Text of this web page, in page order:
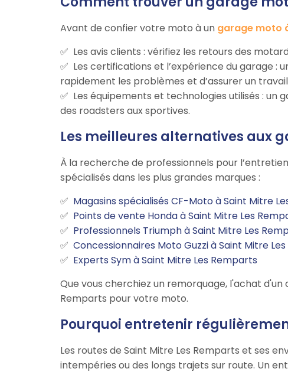
Avant de confier votre moto à un garage moto
Les avis clients : vérifiez les retours des
Les certifications et l’expérience du garage :
rapidement les problèmes et d’assurer un
Les équipements et technologies utilisés :
des roadsters aux sportives.
Les meilleures alternatives aux
À la recherche de professionnels pour
spécialisés dans les plus grandes marques :
Magasins spécialisés CF-Moto à Saint Mitre
Points de vente Honda à Saint Mitre Les
Professionnels Triumph à Saint Mitre Les
Concessionnaires Moto Guzzi à Saint Mitre
Experts Sym à Saint Mitre Les Remparts
Que vous cherchiez un remorquage, l'achat
Remparts pour votre moto.
Pourquoi entretenir
Les routes de Saint Mitre Les Remparts et ses
intempéries ou des longs trajets sur route. Un